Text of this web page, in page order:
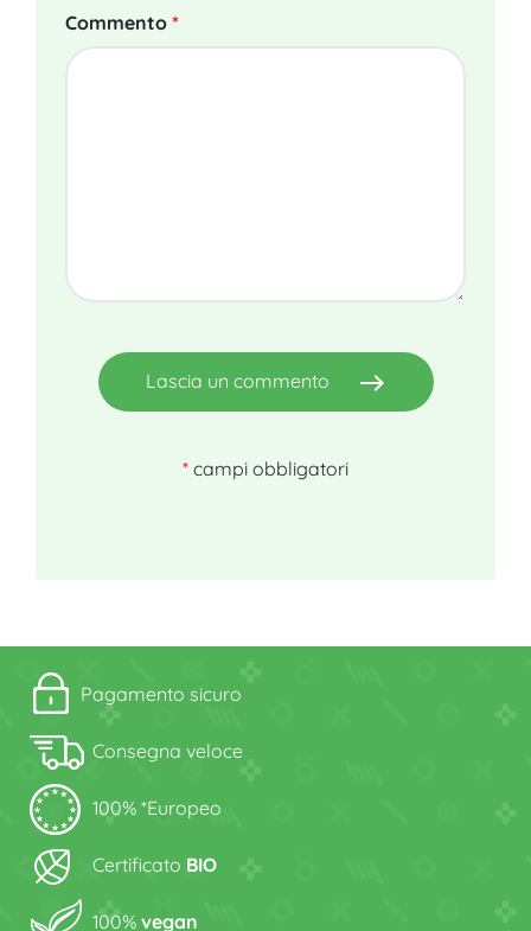
Commento *
Lascia un commento east
* campi obbligatori
Pagamento sicuro
Consegna veloce
100% *Europeo
Certificato BIO
100% vegan